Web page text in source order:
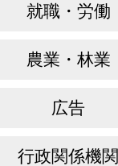
就職・労働
農業・林業
広告
行政関係機関